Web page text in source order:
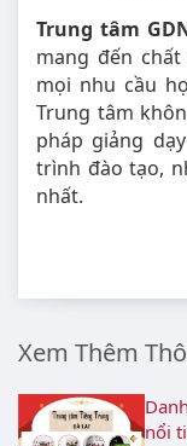
Trung tâm
mang đến
mọi nhu cầu
Trung tâm
pháp giảng
trình đào tạo,
nhất.
Xem Thêm
nổi